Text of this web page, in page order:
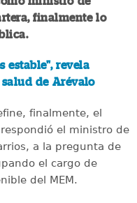
finalmente lo
estable", revela
salud de Arévalo
finalmente, el
el ministro de
a la pregunta de
el cargo de
del MEM.